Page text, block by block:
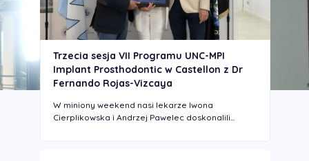
Trzecia sesja VII Programu UNC-MPI
Implant Prosthodontic w Castellon z Dr
Fernando Rojas-Vizcaya
W miniony weekend nasi lekarze Iwona
Cierplikowska i Andrzej Pawelec doskonalili...